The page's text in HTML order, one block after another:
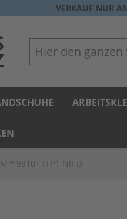
VERKAUF NUR
Hier den ganzen
9310+ FFP1 NR D